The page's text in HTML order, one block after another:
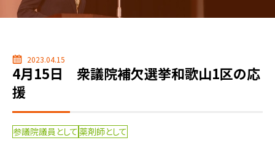
2023.04.15
4月15日 衆議院補欠選挙和歌山1区の応
援
参議院議員として 薬剤師として